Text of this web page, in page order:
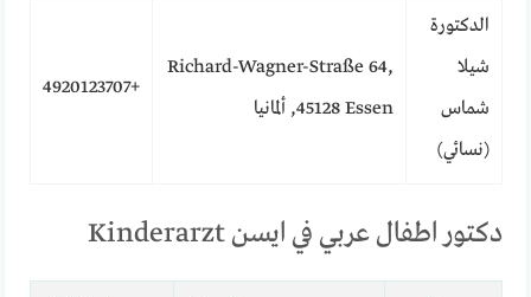
الدكتورة
شيلا
شماس
(نسائي)
Richard-Wagner-Straße 64,
45128 Essen, ألمانيا
+4920123707
دكتور اطفال عربي في ايسن Kinderarzt